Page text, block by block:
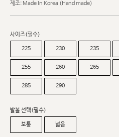
제조: Made In Korea (Hand made)
사이즈(필수)
225 230 235
255 260 265
285 290
발볼 선택(필수)
보통 넓음